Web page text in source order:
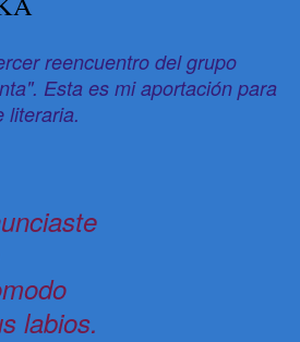
reencuentro del grupo
Esta es mi aportación para
literaria.
labios.